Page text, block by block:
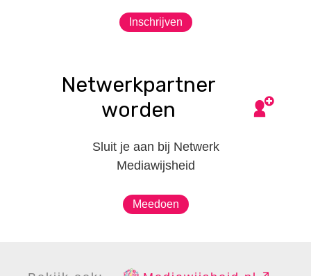
Inschrijven
Netwerkpartner
worden
Sluit je aan bij Netwerk
Mediawijsheid
Meedoen